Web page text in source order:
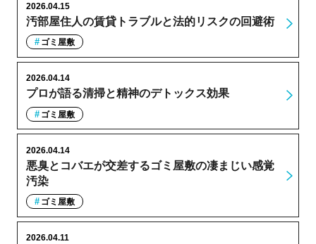
汚部屋住人の賃貸トラブルと法的リスクの回避術
2026.04.15
ゴミ屋敷
プロが語る清掃と精神のデトックス効果
2026.04.14
ゴミ屋敷
悪臭とコバエが交差するゴミ屋敷の凄まじい感覚
汚染
2026.04.14
ゴミ屋敷
2026.04.11